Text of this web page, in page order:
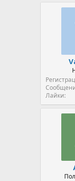
Лайки